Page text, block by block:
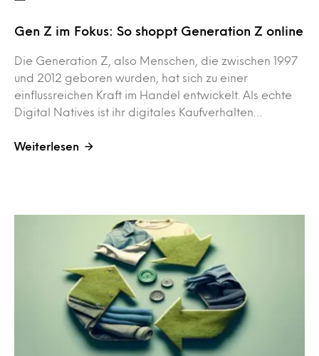
Gen Z im Fokus: So shoppt Generation Z online
Die Generation Z, also Menschen, die zwischen 1997
und 2012 geboren wurden, hat sich zu einer
einflussreichen Kraft im Handel entwickelt. Als echte
Digital Natives ist ihr digitales Kaufverhalten…
Weiterlesen